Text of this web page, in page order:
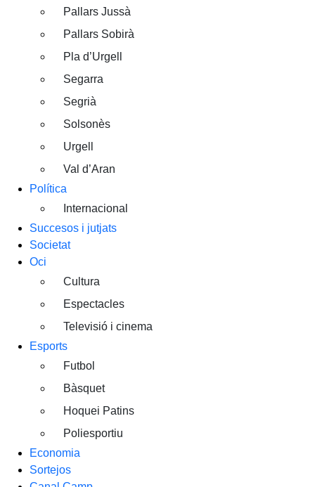
Pallars Jussà
Pallars Sobirà
Pla d’Urgell
Segarra
Segrià
Solsonès
Urgell
Val d’Aran
Política
Internacional
Succesos i jutjats
Societat
Oci
Cultura
Espectacles
Televisió i cinema
Esports
Futbol
Bàsquet
Hoquei Patins
Poliesportiu
Economia
Sortejos